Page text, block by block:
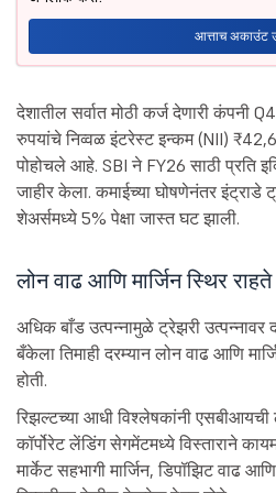
आत्ताच अकाउंट
देशातील सर्वात मोठी कर्ज देणारी कंपनी
रुपयांचे निव्वळ इंटरेस्ट इन्कम (NII)
पोहोचले आहे. SBI ने FY26 साठी प्रति
जाहीर केला. कमाईच्या घोषणेनंतर इंट्राडे
शेअर्समध्ये 5% पेक्षा जास्त घट झाली.
लोन वाढ आणि मार्जिन स्थिर राहते
अधिक बाँड उत्पन्नामुळे ट्रेझरी
बँकेला तिमाही दरम्यान लोन वाढ आणि
होती.
रिझल्टच्या आधी विश्लेषकांनी
कॉर्पोरेट लेंडिंग सेगमेंटमध्ये विस्ताराने
मार्केट सहभागी मार्जिन, डिपॉझिट वाढ